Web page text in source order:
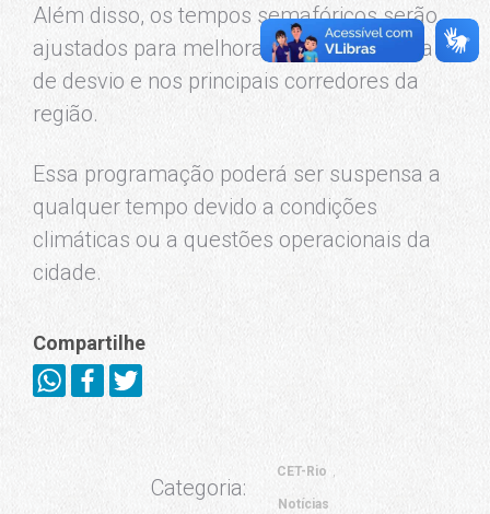
Além disso, os tempos semafóricos serão
ajustados para melhorar a fluidez na rota
de desvio e nos principais corredores da
região.
Essa programação poderá ser suspensa a
qualquer tempo devido a condições
climáticas ou a questões operacionais da
cidade.
Compartilhe
Categoria:
CET-Rio
Notícias